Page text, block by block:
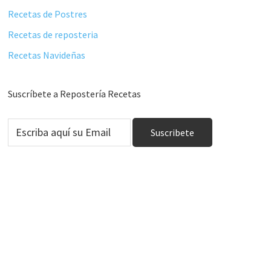
Recetas de Postres
Recetas de reposteria
Recetas Navideñas
Suscríbete a Repostería Recetas